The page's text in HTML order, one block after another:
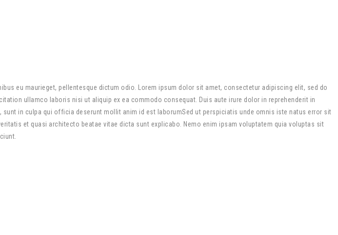
eu maurieget, pellentesque dictum odio. Lorem ipsum dolor sit amet, consectetur adipiscing elit, sed do
ullamco laboris nisi ut aliquip ex ea commodo consequat. Duis aute irure dolor in reprehenderit in
in culpa qui officia deserunt mollit anim id est laborumSed ut perspiciatis unde omnis iste natus error sit
et quasi architecto beatae vitae dicta sunt explicabo. Nemo enim ipsam voluptatem quia voluptas sit